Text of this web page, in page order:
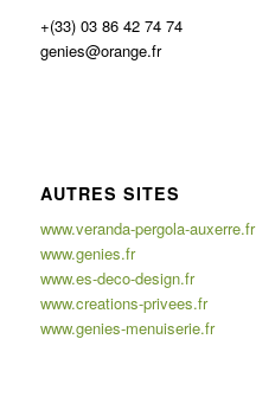
+(33) 03 86 42 74 74
genies@orange.fr
AUTRES SITES
www.veranda-pergola-auxerre.fr
www.genies.fr
www.es-deco-design.fr
www.creations-privees.fr
www.genies-menuiserie.fr